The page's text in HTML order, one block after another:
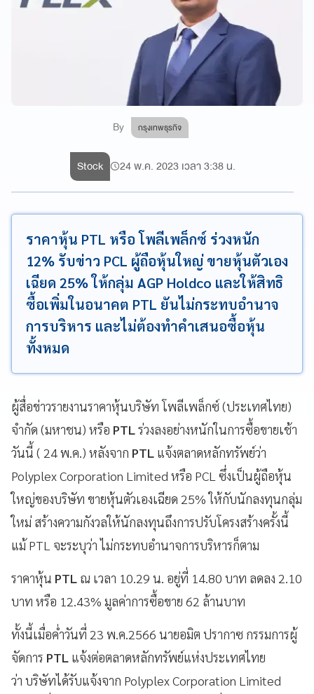
By กรุงเทพธุรกิจ
Stock 24 พ.ค. 2023 เวลา 3:38 น.
ราคาหุ้น PTL หรือ โพลีเพล็กซ์ ร่วงหนัก
12% รับข่าว PCL ผู้ถือหุ้นใหญ่ ขายหุ้นตัวเอง
เฉียด 25% ให้กลุ่ม AGP Holdco และให้สิทธิ
ซื้อเพิ่มในอนาคต PTL ยันไม่กระทบอำนาจ
การบริหาร และไม่ต้องทำคำเสนอซื้อหุ้น
ทั้งหมด
ผู้สื่อข่าวรายงานราคาหุ้นบริษัท โพลีเพล็กซ์ (ประเทศไทย)
จํากัด (มหาชน) หรือ PTLร่วงลงอย่างหนักในการซื้อขายเช้า
วันนี้ ( 24 พ.ค.) หลังจาก PTL แจ้งตลาดหลักทรัพย์ว่า
Polyplex Corporation Limited หรือ PCL ซึ่งเป็นผู้ถือหุ้น
ใหญ่ของบริษัท ขายหุ้นตัวเองเฉียด 25% ให้กับนักลงทุนกลุ่ม
ใหม่ สร้างความกังวลให้นักลงทุนถึงการปรับโครงสร้างครั้งนี้
แม้ PTL จะระบุว่า ไม่กระทบอำนาจการบริหารก็ตาม
ราคาหุ้น PTL ณ เวลา 10.29 น. อยู่ที่ 14.80 บาท ลดลง 2.10
บาท หรือ 12.43% มูลค่าการซื้อขาย 62 ล้านบาท
ทั้งนี้เมื่อค่ำวันที่ 23 พ.ค.2566 นายอมิต ปรากาซ กรรมการผู้
จัดการ PTL แจ้งต่อตลาดหลักทรัพย์แห่งประเทศไทย
ว่า บริษัทได้รับแจ้งจาก Polyplex Corporation Limited